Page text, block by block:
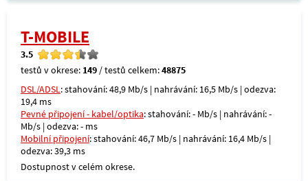
T-MOBILE
3.5
testů v okrese: 149 / testů celkem:48875
DSL/ADSL: stahování: 48,9 Mb/s | nahrávání: 16,5 Mb/s | odezva:
19,4 ms
Pevné připojení - kabel/optika: stahování: - Mb/s | nahrávání: -
Mb/s | odezva: - ms
Mobilní připojení: stahování: 46,7 Mb/s | nahrávání: 16,4 Mb/s |
odezva: 39,3 ms
Dostupnost v celém okrese.